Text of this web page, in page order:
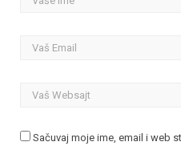
Sačuvaj moje ime, email i web